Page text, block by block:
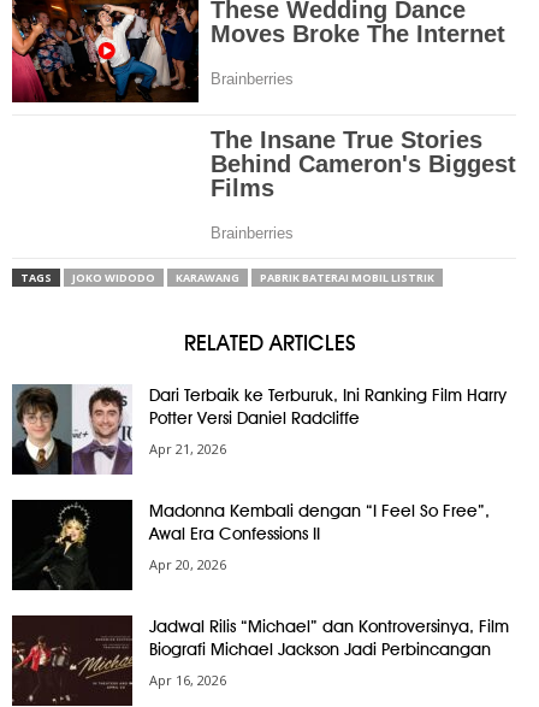
TAGS JOKO WIDODO KARAWANG PABRIK BATERAI MOBIL LISTRIK
RELATED ARTICLES
Dari Terbaik ke Terburuk, Ini Ranking Film Harry
Potter Versi Daniel Radcliffe
Apr 21, 2026
Madonna Kembali dengan “I Feel So Free”,
Awal Era Confessions II
Apr 20, 2026
Jadwal Rilis “Michael” dan Kontroversinya, Film
Biografi Michael Jackson Jadi Perbincangan
Apr 16, 2026